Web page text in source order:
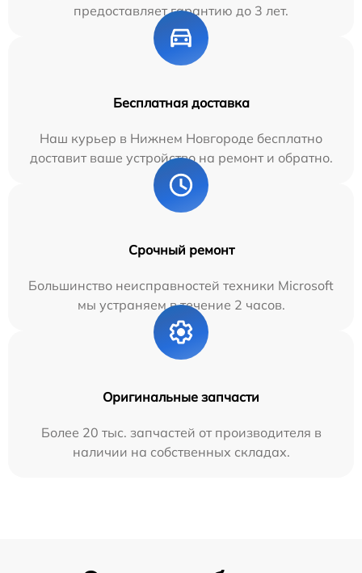
предоставляет гарантию до 3 лет.
Бесплатная доставка
Наш курьер в Нижнем Новгороде бесплатно
доставит ваше устройство на ремонт и обратно.
Срочный ремонт
Большинство неисправностей техники Microsoft
мы устраняем в течение 2 часов.
Оригинальные запчасти
Более 20 тыс. запчастей от производителя в
наличии на собственных складах.